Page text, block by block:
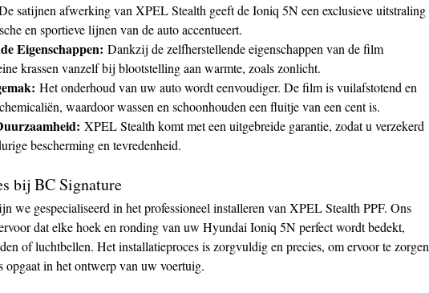
satijnen afwerking van XPEL Stealth geeft de Ioniq 5N een exclusieve uitstraling
en sportieve lijnen van de auto accentueert.
Eigenschappen: Dankzij de zelfherstellende eigenschappen van de film
krassen vanzelf bij blootstelling aan warmte, zoals zonlicht.
Het onderhoud van uw auto wordt eenvoudiger. De film is vuilafstotend en
waardoor wassen en schoonhouden een fluitje van een cent is.
XPEL Stealth komt met een uitgebreide garantie, zodat u verzekerd
bescherming en tevredenheid.
bij BC Signature
we gespecialiseerd in het professioneel installeren van XPEL Stealth PPF. Ons
dat elke hoek en ronding van uw Hyundai Ioniq 5N perfect wordt bedekt,
of luchtbellen. Het installatieproces is zorgvuldig en precies, om ervoor te zorgen
opgaat in het ontwerp van uw voertuig.